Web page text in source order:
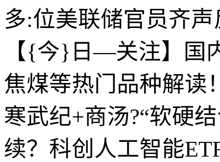
多:位美联储官员齐
【{今}日—关注】国
焦煤等热门品种解读
寒武纪+商汤?“软硬
续？科创人工智能